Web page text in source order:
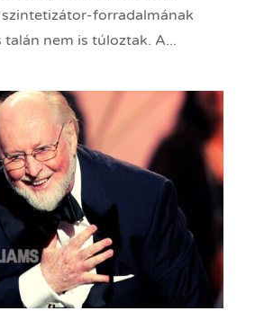
szintetizátor-forradalmának
talán nem is túloztak. A...